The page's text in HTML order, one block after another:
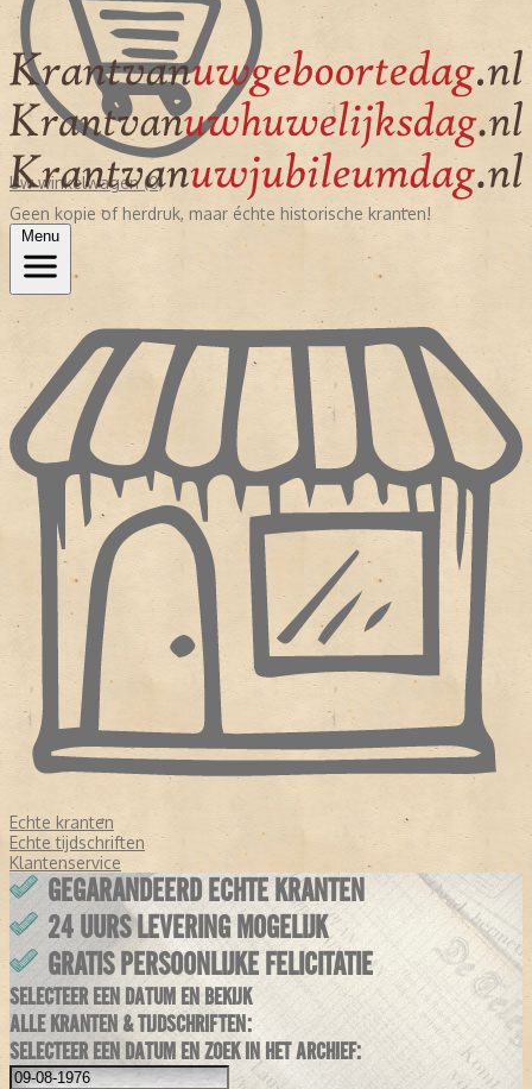
Uw winkelwagen (0)
Geen kopie of herdruk, maar échte historische kranten!
Menu
Echte kranten
Echte tijdschriften
Klantenservice
GEGARANDEERD ECHTE KRANTEN
24 UURS LEVERING MOGELIJK
GRATIS PERSOONLIJKE FELICITATIE
SELECTEER EEN DATUM EN BEKIJK
ALLE KRANTEN & TIJDSCHRIFTEN:
SELECTEER EEN DATUM EN ZOEK IN HET ARCHIEF: